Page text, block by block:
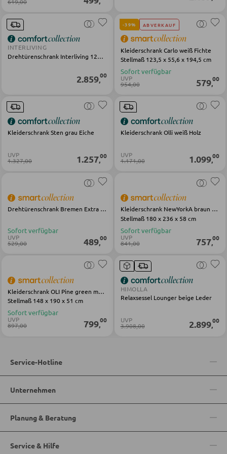
WOHNWÄNDE
Anbauwände
TV-MÖBEL
WOHNZIMMERTISCHE
Couchtische
Beistelltische
SESSEL
Polstersessel
Relaxsessel
Ohrensessel
HOCKER
Sitzhocker
Barhocker
Poufs
Sitzsäcke
619,00
INTERLIVING
Drehtürenschrank Interliving 1205-1000 braun champagner Eiche
2.859,00
-39% ABVERKAUF
Kleiderschrank Carlo weiß Fichte
Stellmaß 123,5 x 55,6 x 194,5 cm
Sofort verfügbar
UVP
954,00 579,00
Kleiderschrank Sten grau Eiche
UVP
1.327,00 1.257,00
Kleiderschrank Olli weiß Holz
UVP
1.171,00 1.099,00
Drehtürenschrank Bremen Extra weiß Eiche
Sofort verfügbar
UVP
529,00 489,00
Kleiderschrank NewYorkA braun Hickory Oak
Stellmaß 180 x 236 x 58 cm
Sofort verfügbar
UVP
841,00 757,00
Kleiderschrank OLI Pine green matt lack
Stellmaß 148 x 190 x 51 cm
Sofort verfügbar
UVP
897,00 799,00
HIMOLLA
Relaxsessel Lounger beige Leder
UVP
3.908,00 2.899,00
Service-Hotline
Unternehmen
Planung & Beratung
Service & Hilfe